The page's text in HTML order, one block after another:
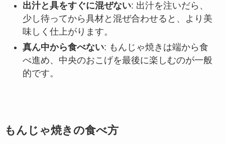
出汁と具をすぐに混ぜない: 出汁を注いだら、
少し待ってから具材と混ぜ合わせると、より美
味しく仕上がります。
真ん中から食べない: もんじゃ焼きは端から食
べ進め、中央のおこげを最後に楽しむのが一般
的です。
もんじゃ焼きの食べ方